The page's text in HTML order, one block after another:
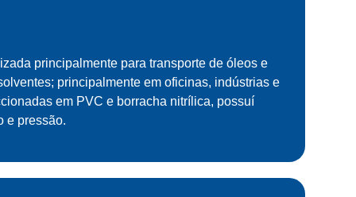
principalmente para transporte de óleos e
principalmente em oficinas, indústrias e
em PVC e borracha nitrílica, possuí
e pressão.